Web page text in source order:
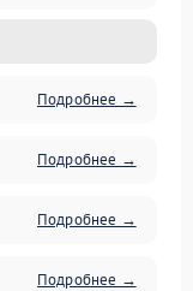
Подробнее →
Подробнее →
Подробнее →
Подробнее →